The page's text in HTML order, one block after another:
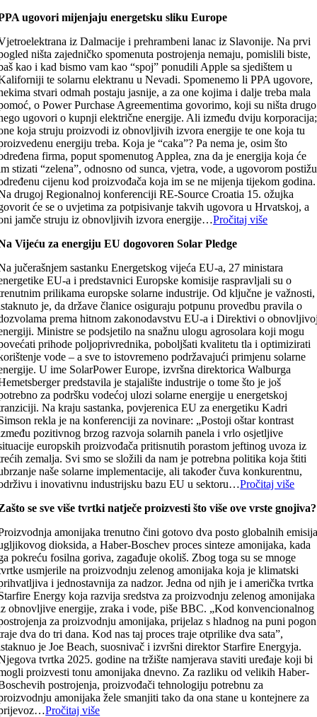
ugovori mijenjaju energetsku sliku Europe
iz Dalmacije i prehrambeni lanac iz Slavonije. Na prvi
ništa zajedničko spomenuta postrojenja nemaju, pomislili biste,
kao i kad bismo vam kao “spoj” ponudili Apple sa sjedištem u
te solarnu elektranu u Nevadi. Spomenemo li PPA ugovore,
stvari odmah postaju jasnije, a za one kojima i dalje treba mala
o Power Purchase Agreementima govorimo, koji su ništa drugo
ugovori o kupnji električne energije. Ali između dviju korporacija;
koja struju proizvodi iz obnovljivih izvora energije te one koja tu
energiju treba. Koja je “caka”? Pa nema je, osim što
firma, poput spomenutog Applea, zna da je energija koja će
stizati “zelena”, odnosno od sunca, vjetra, vode, a ugovorom postižu
cijenu kod proizvođača koja im se ne mijenja tijekom godina.
drugoj Regionalnoj konferenciji RE-Source Croatia 15. ožujka
će se o uvjetima za potpisivanje takvih ugovora u Hrvatskoj, a
jamče struju iz obnovljivih izvora energije…Pročitaj više
Vijeću za energiju EU dogovoren Solar Pledge
jučerašnjem sastanku Energetskog vijeća EU-a, 27 ministara
EU-a i predstavnici Europske komisije raspravljali su o
prilikama europske solarne industrije. Od ključne je važnosti,
je, da države članice osiguraju potpunu provedbu pravila o
prema hitnom zakonodavstvu EU-a i Direktivi o
Ministre se podsjetilo na snažnu ulogu agrosolara koji mogu
prihode poljoprivrednika, poboljšati kvalitetu tla i optimizirati
vode – a sve to istovremeno podržavajući primjenu solarne
U ime SolarPower Europe, izvršna direktorica Walburga
predstavila je stajalište industrije o tome što je još
za podršku vodećoj ulozi solarne energije u energetskoj
Na kraju sastanka, povjerenica EU za energetiku Kadri
rekla je na konferenciji za novinare: „Postoji oštar kontrast
pozitivnog brzog razvoja solarnih panela i vrlo osjetljive
europskih proizvođača pritisnutih porastom jeftinog uvoza iz
zemalja. Svi smo se složili da nam je potrebna politika koja štiti
naše solarne implementacije, ali također čuva konkurentnu,
i inovativnu industrijsku bazu EU u sektoru…Pročitaj više
se sve više tvrtki natječe proizvesti što više ove vrste gnojiva?
amonijaka trenutno čini gotovo dva posto globalnih
dioksida, a Haber-Boschev proces sinteze amonijaka, kada
pokreću fosilna goriva, zagađuje okoliš. Zbog toga su se mnoge
usmjerile na proizvodnju zelenog amonijaka koja je klimatski
i jednostavnija za nadzor. Jedna od njih je i američka tvrtka
Energy koja razvija sredstva za proizvodnju zelenog amonijaka
obnovljive energije, zraka i vode, piše BBC. „Kod konvencionalnog
za proizvodnju amonijaka, prijelaz s hladnog na puni pogon
dva do tri dana. Kod nas taj proces traje otprilike dva sata”,
je Joe Beach, suosnivač i izvršni direktor Starfire Energyja.
tvrtka 2025. godine na tržište namjerava staviti uređaje koji bi
proizvesti tonu amonijaka dnevno. Za razliku od velikih Haber-
postrojenja, proizvođači tehnologiju potrebnu za
amonijaka žele smanjiti tako da ona stane u kontejnere za
Pročitaj više